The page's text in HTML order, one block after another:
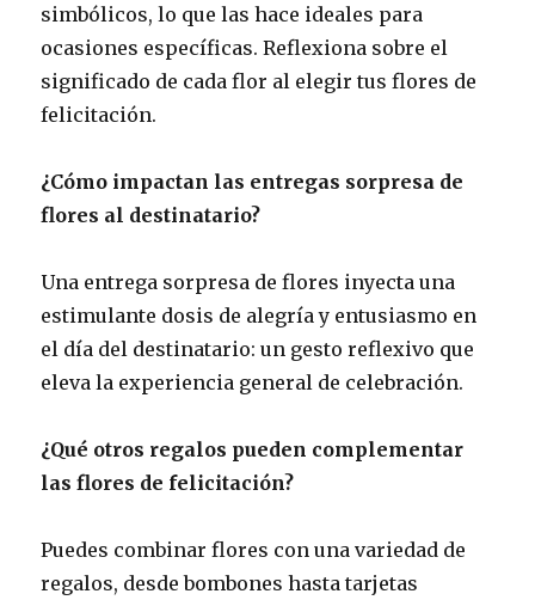
simbólicos, lo que las hace ideales para
ocasiones específicas. Reflexiona sobre el
significado de cada flor al elegir tus flores de
felicitación.
¿Cómo impactan las entregas sorpresa de
flores al destinatario?
Una entrega sorpresa de flores inyecta una
estimulante dosis de alegría y entusiasmo en
el día del destinatario: un gesto reflexivo que
eleva la experiencia general de celebración.
¿Qué otros regalos pueden complementar
las flores de felicitación?
Puedes combinar flores con una variedad de
regalos, desde bombones hasta tarjetas